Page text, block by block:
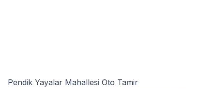
Pendik Yayalar Mahallesi Oto Tamir